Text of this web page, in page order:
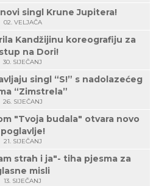
singl Krune Jupitera!
02. VELJAČA
Kandžijinu koreografiju za
na Dori!
30. SIJEČANJ
singl “S!” s nadolazećeg
“Zimstrela”
26. SIJEČANJ
"Tvoja budala" otvara novo
poglavlje!
21. SIJEČANJ
strah i ja"- tiha pjesma za
misli
13. SIJEČANJ